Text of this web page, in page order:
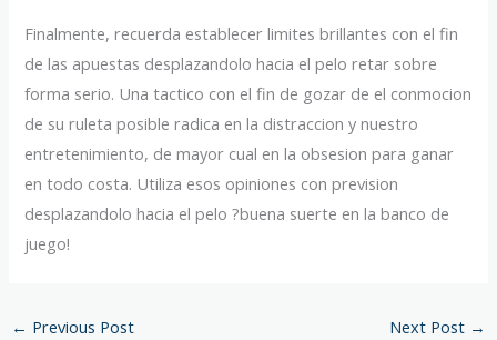
Finalmente, recuerda establecer limites brillantes con el fin
de las apuestas desplazandolo hacia el pelo retar sobre
forma serio. Una tactico con el fin de gozar de el conmocion
de su ruleta posible radica en la distraccion y nuestro
entretenimiento, de mayor cual en la obsesion para ganar
en todo costa. Utiliza esos opiniones con prevision
desplazandolo hacia el pelo ?buena suerte en la banco de
juego!
← Previous Post Next Post →